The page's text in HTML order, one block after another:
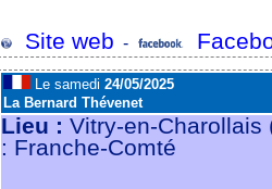
Site web -
Le samedi 24/05/2025
La Bernard Thévenet
Lieu : Vitry-en-
: Franche-Comté